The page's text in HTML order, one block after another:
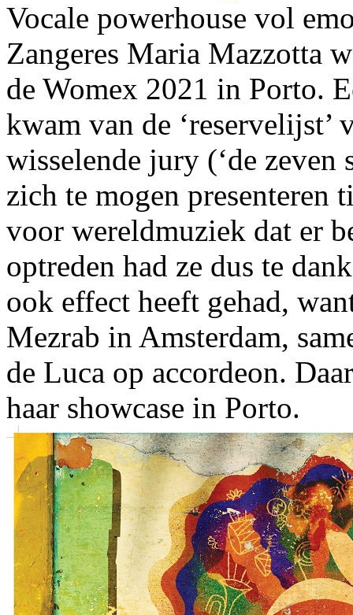
Vocale powerhouse vol
Zangeres Maria Mazzotta
de Womex 2021 in Porto.
kwam van de ‘reservelijst’
wisselende jury (‘de zeven
zich te mogen presenteren
voor wereldmuziek dat er
optreden had ze dus te
ook effect heeft gehad,
Mezrab in Amsterdam,
de Luca op accordeon.
haar showcase in Porto.